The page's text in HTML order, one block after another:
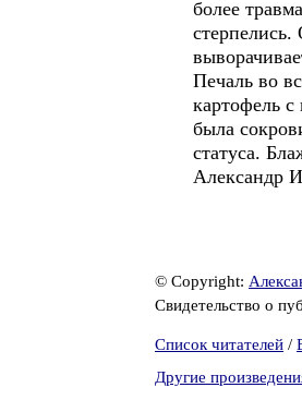
более
Печаль во
картофель
была
статуса.
Александр
© Copyright:
Свидетельство о
Список читателей /
Другие